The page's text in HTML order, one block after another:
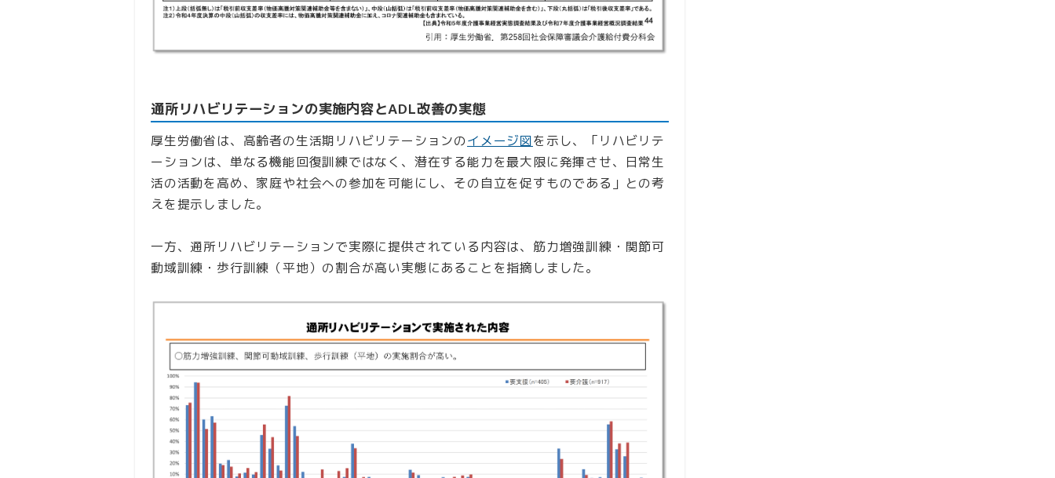
通所リハビリテーションの実施内容とADL改善の実態
厚生労働省は、高齢者の生活期リハビリテーションのイメージ図を示し、「リハビリテ
ーションは、単なる機能回復訓練ではなく、潜在する能力を最大限に発揮させ、日常生
活の活動を高め、家庭や社会への参加を可能にし、その自立を促すものである」との考
えを提示しました。
一方、通所リハビリテーションで実際に提供されている内容は、筋力増強訓練・関節可
動域訓練・歩行訓練（平地）の割合が高い実態にあることを指摘しました。